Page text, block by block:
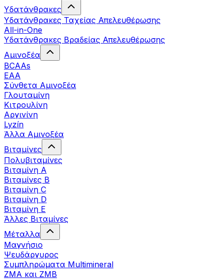
Υδατάνθρακες
Υδατάνθρακες Ταχείας Απελευθέρωσης
All-in-One
Υδατάνθρακες Βραδείας Απελευθέρωσης
Αμινοξέα
BCAAs
EAA
Σύνθετα Αμινοξέα
Γλουταμίνη
Κιτρουλίνη
Αργινίνη
Lyzín
Άλλα Αμινοξέα
Βιταμίνες
Πολυβιταμίνες
Βιταμίνη Α
Βιταμίνες Β
Βιταμίνη C
Βιταμίνη D
Βιταμίνη Ε
Άλλες Βιταμίνες
Μέταλλα
Μαγνήσιο
Ψευδάργυρος
Συμπληρώματα Multimineral
ZMA και ZMB